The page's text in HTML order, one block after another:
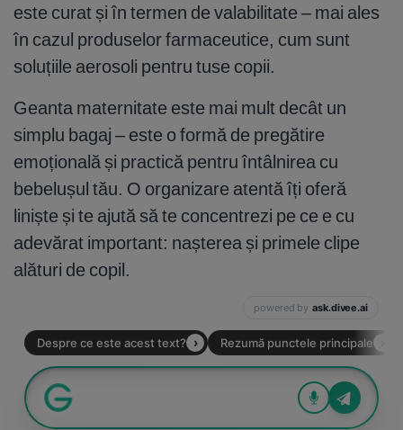
este curat și în termen de valabilitate – mai ales
în cazul produselor farmaceutice, cum sunt
soluțiile aerosoli pentru tuse copii.
Geanta maternitate este mai mult decât un
simplu bagaj – este o formă de pregătire
emoțională și practică pentru întâlnirea cu
bebelușul tău. O organizare atentă îți oferă
liniște și te ajută să te concentrezi pe ce e cu
adevărat important: nașterea și primele clipe
alături de copil.